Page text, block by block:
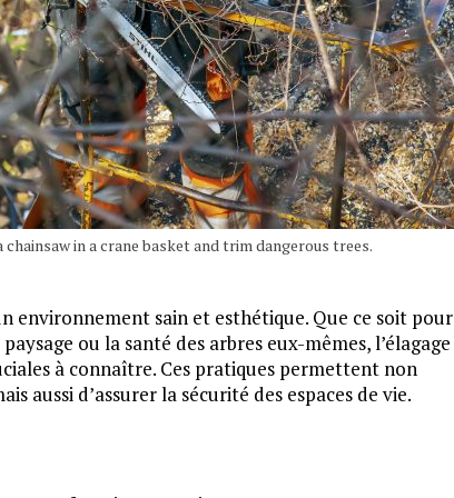
in a crane basket and trim dangerous trees.
environnement sain et esthétique. Que ce soit pour
ou la santé des arbres eux-mêmes, l’élagage
à connaître. Ces pratiques permettent non
aussi d’assurer la sécurité des espaces de vie.